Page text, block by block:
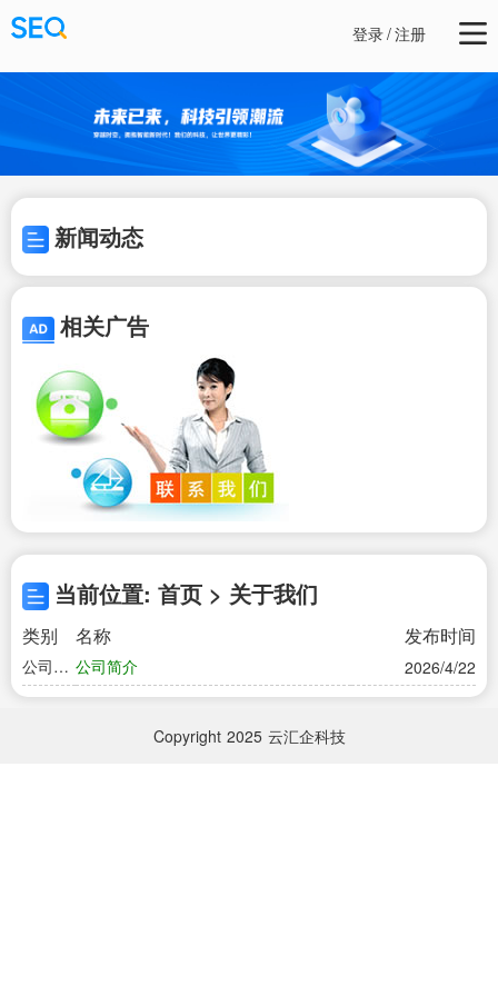
登录/注册
新闻动态
相关广告
当前位置: 首页 > 关于我们
类别 名称 发布时间
公司简
介
公司简介 2026/4/22
Copyright 2025 云汇企科技